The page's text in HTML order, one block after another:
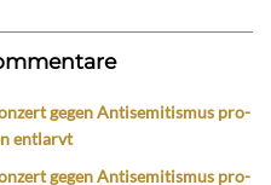
gegen Antisemitismus pro-
entlarvt
gegen Antisemitismus pro-